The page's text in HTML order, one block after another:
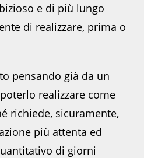
e di più lungo
di realizzare, prima o
pensando già da un
realizzare come
richiede, sicuramente,
più attenta ed
di giorni